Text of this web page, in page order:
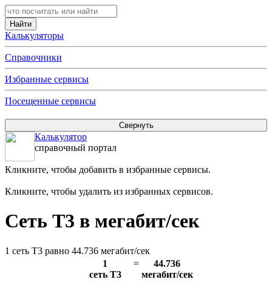
Калькуляторы
Справочники
Избранные сервисы
Посещенные сервисы
Калькулятор
справочный портал
Кликните, чтобы добавить в избранные сервисы.
Кликните, чтобы удалить из избранных сервисов.
Сеть T3 в мегабит/сек
1 сеть T3 равно 44.736 мегабит/сек
1
сеть T3
=
44.736
мегабит/сек